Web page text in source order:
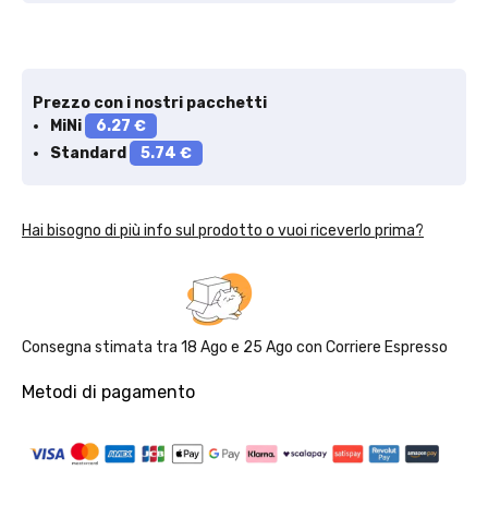
Prezzo con i nostri pacchetti
MiNi
6.27 €
Standard
5.74 €
Hai bisogno di più info sul prodotto o vuoi riceverlo prima?
Consegna stimata tra 18 Ago e 25 Ago con Corriere Espresso
Metodi di pagamento
Solo per te: -5% su Platinum
Aggiungi un prodotto Platinum al carrello e ricevi il 5
sconto, con spedizione tramite